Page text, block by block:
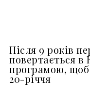
Після 9 років
повертається в
програмою, щоб
20-річчя